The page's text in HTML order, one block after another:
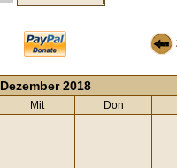
Dezember 2018
Mit Don